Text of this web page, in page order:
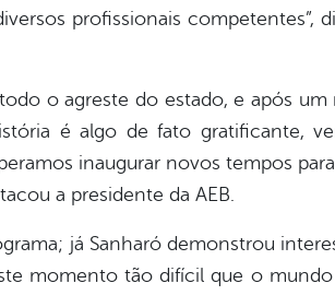
profissionais competentes”,
o agreste do estado, e após
é algo de fato gratificante,
inaugurar novos tempos
a presidente da AEB.
já Sanharó demonstrou
momento tão difícil que o mundo